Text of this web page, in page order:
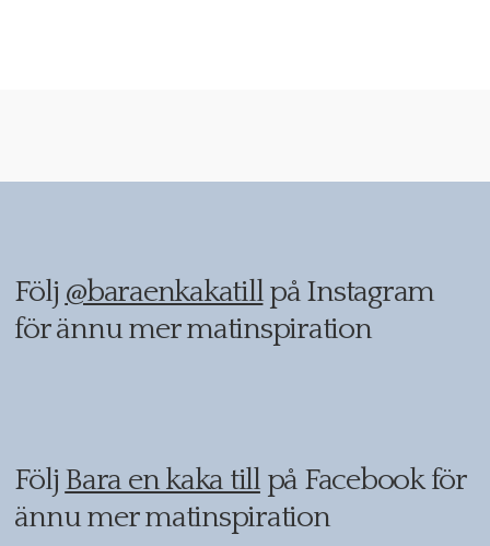
Följ @baraenkakatillpå Instagram
för ännu mer matinspiration
Följ Bara en kaka tillpå Facebook för
ännu mer matinspiration